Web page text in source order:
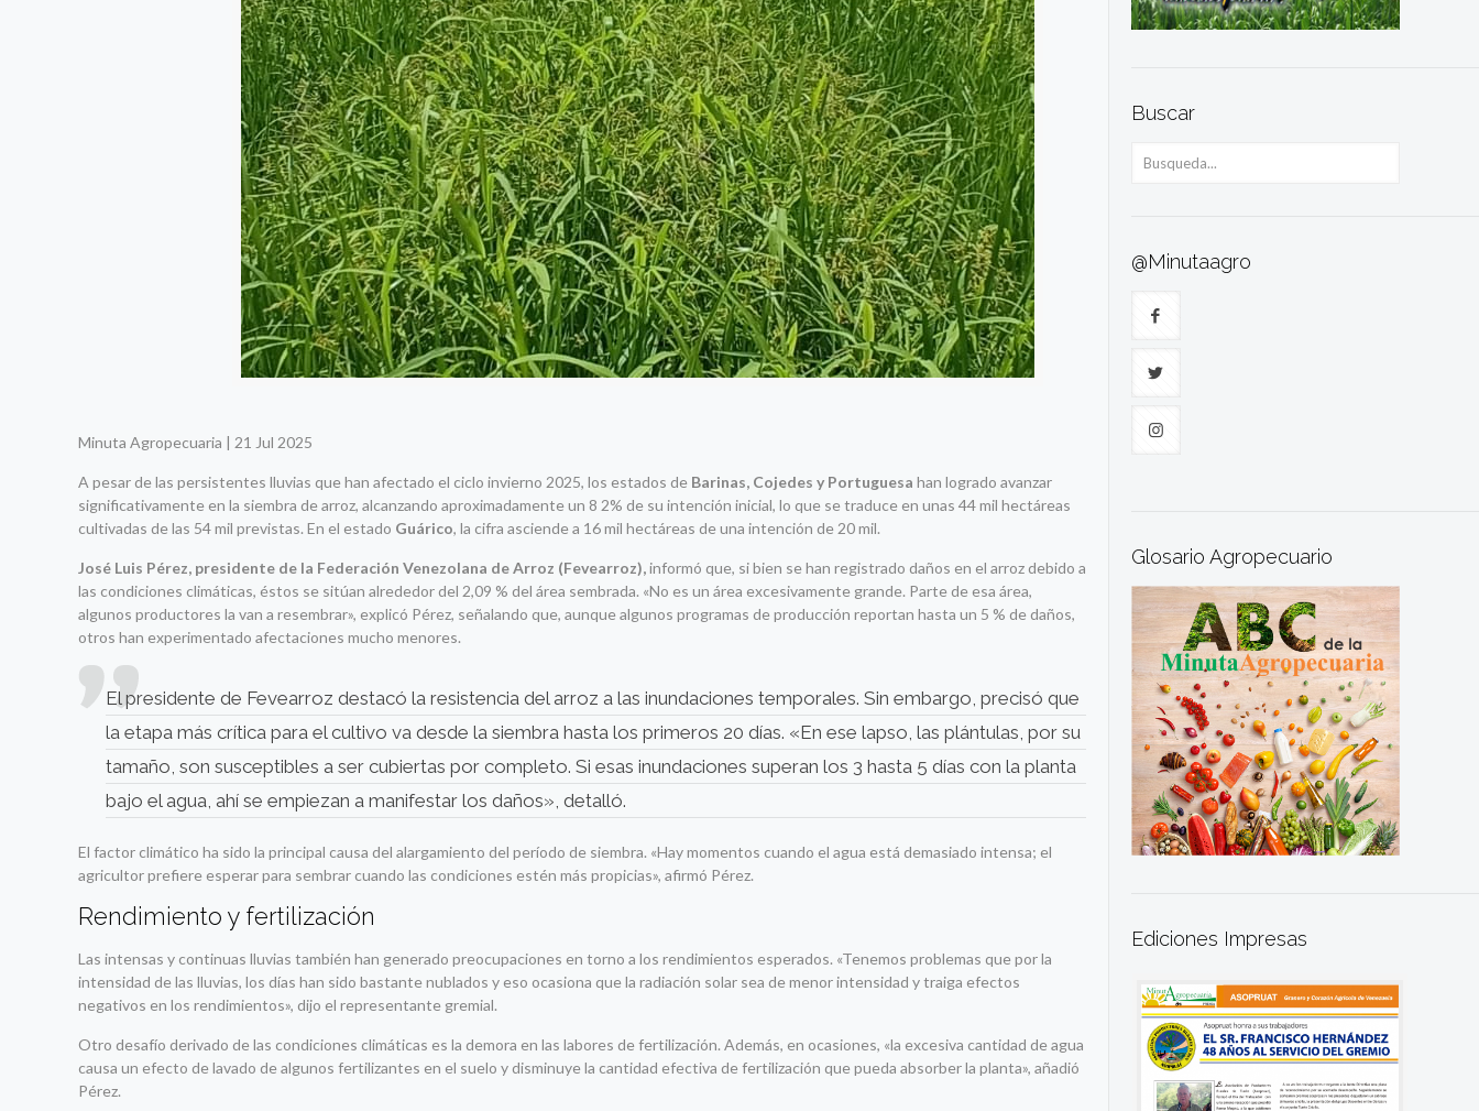
Minuta Agropecuaria | 21 Jul 2025
A pesar de las persistentes lluvias que han afectado el ciclo invierno 2025, los estados de Barinas, Cojedes y Portuguesa han logrado avanzar
significativamente en la siembra de arroz, alcanzando aproximadamente un 8 2% de su intención inicial, lo que se traduce en unas 44 mil hectáreas
cultivadas de las 54 mil previstas. En el estado Guárico, la cifra asciende a 16 mil hectáreas de una intención de 20 mil.
José Luis Pérez, presidente de la Federación Venezolana de Arroz (Fevearroz),informó que, si bien se han registrado daños en el arroz debido a
las condiciones climáticas, éstos se sitúan alrededor del 2,09 % del área sembrada. «No es un área excesivamente grande. Parte de esa área,
algunos productores la van a resembrar», explicó Pérez, señalando que, aunque algunos programas de producción reportan hasta un 5 % de daños,
otros han experimentado afectaciones mucho menores.
El presidente de Fevearroz destacó la resistencia del arroz a las inundaciones temporales. Sin embargo, precisó que
la etapa más crítica para el cultivo va desde la siembra hasta los primeros 20 días. «En ese lapso, las plántulas, por su
tamaño, son susceptibles a ser cubiertas por completo. Si esas inundaciones superan los 3 hasta 5 días con la planta
bajo el agua, ahí se empiezan a manifestar los daños», detalló.
El factor climático ha sido la principal causa del alargamiento del período de siembra. «Hay momentos cuando el agua está demasiado intensa; el
agricultor prefiere esperar para sembrar cuando las condiciones estén más propicias», afirmó Pérez.
Rendimiento y fertilización
Las intensas y continuas lluvias también han generado preocupaciones en torno a los rendimientos esperados. «Tenemos problemas que por la
intensidad de las lluvias, los días han sido bastante nublados y eso ocasiona que la radiación solar sea de menor intensidad y traiga efectos
negativos en los rendimientos», dijo el representante gremial.
Otro desafío derivado de las condiciones climáticas es la demora en las labores de fertilización. Además, en ocasiones, «la excesiva cantidad de agua
causa un efecto de lavado de algunos fertilizantes en el suelo y disminuye la cantidad efectiva de fertilización que pueda absorber la planta», añadió
Pérez.
Buscar
@Minutaagro
Glosario Agropecuario
Ediciones Impresas